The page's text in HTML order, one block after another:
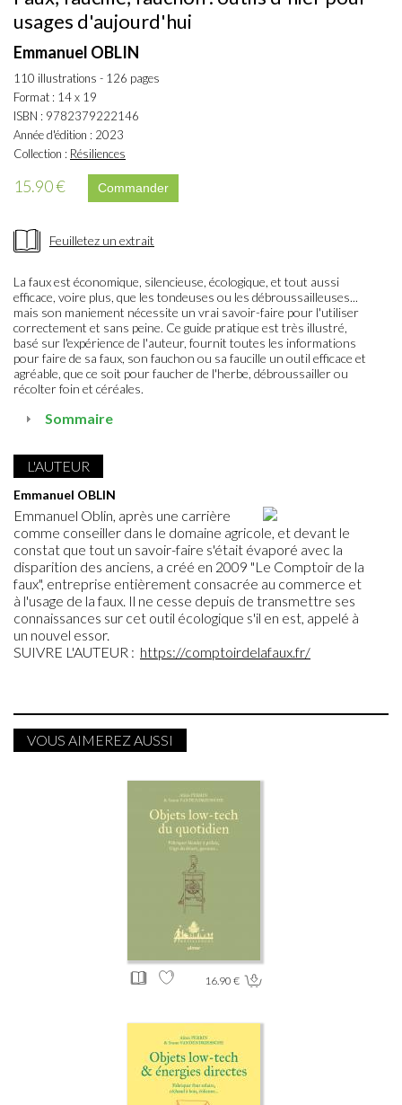
usages d'aujourd'hui
Emmanuel OBLIN
110 illustrations - 126 pages
Format : 14 x 19
ISBN : 9782379222146
Année d'édition : 2023
Collection : Résiliences
15.90 €
Feuilletez un extrait
La faux est économique, silencieuse, écologique, et tout aussi
efficace, voire plus, que les tondeuses ou les débroussailleuses...
mais son maniement nécessite un vrai savoir-faire pour l'utiliser
correctement et sans peine. Ce guide pratique est très illustré,
basé sur l'expérience de l'auteur, fournit toutes les informations
pour faire de sa faux, son fauchon ou sa faucille un outil efficace et
agréable, que ce soit pour faucher de l'herbe, débroussailler ou
récolter foin et céréales.
Sommaire
L'AUTEUR
Emmanuel OBLIN
Emmanuel Oblin, après une carrière
comme conseiller dans le domaine agricole, et devant le
constat que tout un savoir-faire s'était évaporé avec la
disparition des anciens, a créé en 2009 "Le Comptoir de la
faux", entreprise entièrement consacrée au commerce et
à l'usage de la faux. Il ne cesse depuis de transmettre ses
connaissances sur cet outil écologique s'il en est, appelé à
un nouvel essor.
SUIVRE L'AUTEUR : https://comptoirdelafaux.fr/
VOUS AIMEREZ AUSSI
16.90 €